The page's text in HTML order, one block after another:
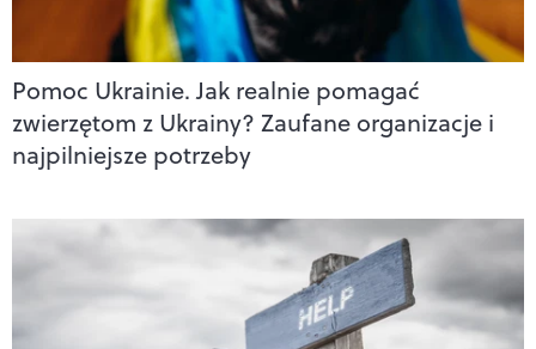
Pomoc Ukrainie. Jak realnie pomagać
zwierzętom z Ukrainy? Zaufane organizacje i
najpilniejsze potrzeby